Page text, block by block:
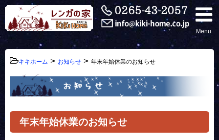
Menu
キキホーム > お知らせ > 年末年始休業のお知らせ
年末年始休業のお知らせ